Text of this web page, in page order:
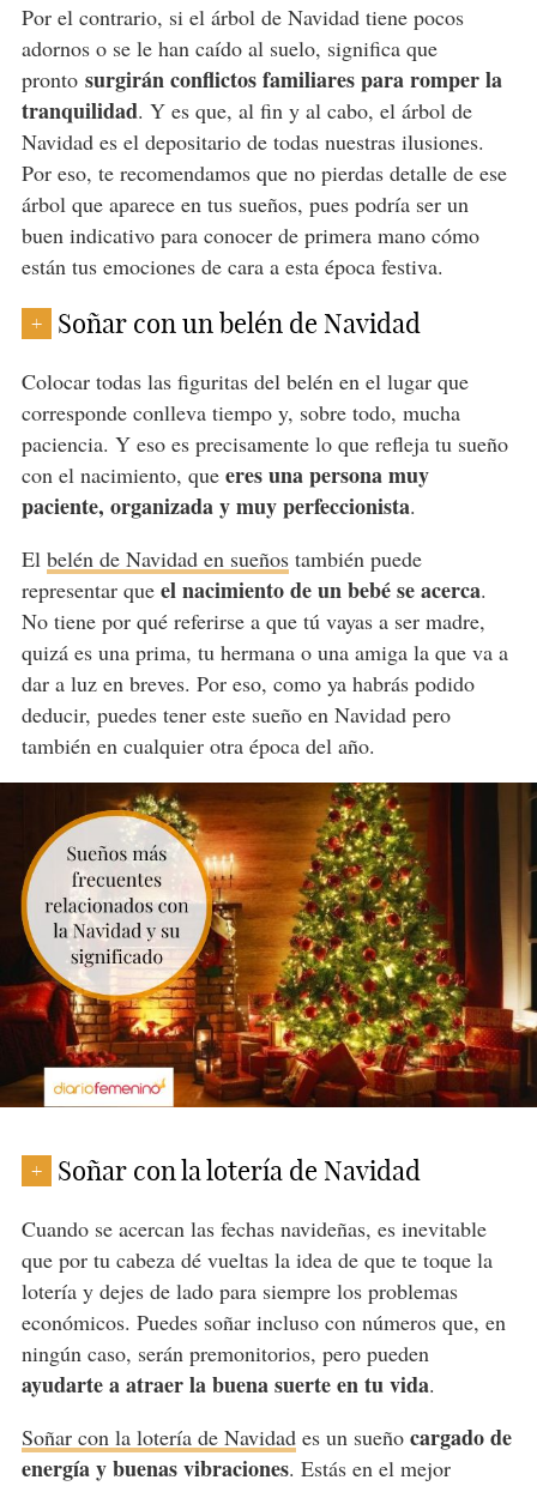
Por el contrario, si el árbol de Navidad tiene pocos
adornos o se le han caído al suelo, significa que
pronto surgirán conflictos familiares para romper la
tranquilidad. Y es que, al fin y al cabo, el árbol de
Navidad es el depositario de todas nuestras ilusiones.
Por eso, te recomendamos que no pierdas detalle de ese
árbol que aparece en tus sueños, pues podría ser un
buen indicativo para conocer de primera mano cómo
están tus emociones de cara a esta época festiva.
+ Soñar con un belén de Navidad
Colocar todas las figuritas del belén en el lugar que
corresponde conlleva tiempo y, sobre todo, mucha
paciencia. Y eso es precisamente lo que refleja tu sueño
con el nacimiento, que eres una persona muy
paciente, organizada y muy perfeccionista.
El belén de Navidad en sueñostambién puede
representar que el nacimiento de un bebé se acerca.
No tiene por qué referirse a que tú vayas a ser madre,
quizá es una prima, tu hermana o una amiga la que va a
dar a luz en breves. Por eso, como ya habrás podido
deducir, puedes tener este sueño en Navidad pero
también en cualquier otra época del año.
+ Soñar con la lotería de Navidad
Cuando se acercan las fechas navideñas, es inevitable
que por tu cabeza dé vueltas la idea de que te toque la
lotería y dejes de lado para siempre los problemas
económicos. Puedes soñar incluso con números que, en
ningún caso, serán premonitorios, pero pueden
ayudarte a atraer la buena suerte en tu vida.
Soñar con la lotería de Navidades un sueño cargado de
energía y buenas vibraciones. Estás en el mejor